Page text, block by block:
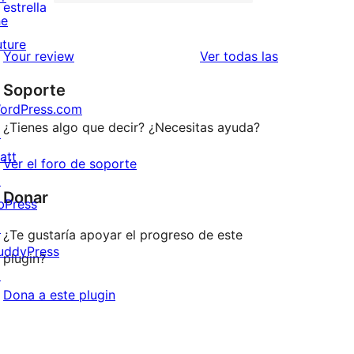
2
estrellas
2
valoraciones
de
estrellas
estrella
Your review Ver todas lasvaloraciones
Soporte
¿Tienes algo que decir? ¿Necesitas ayuda?
Ver el foro de soporte
Donar
¿Te gustaría apoyar el progreso de este
plugin?
Dona a este plugin